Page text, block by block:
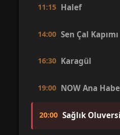
11:15 Halef
14:00 Sen Çal Kapımı
16:30 Karagül
19:00 NOW Ana
20:00 Sağlık